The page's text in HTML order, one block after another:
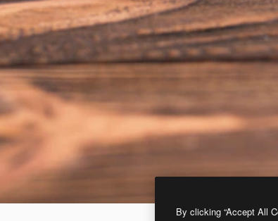
By clicking “Accept All